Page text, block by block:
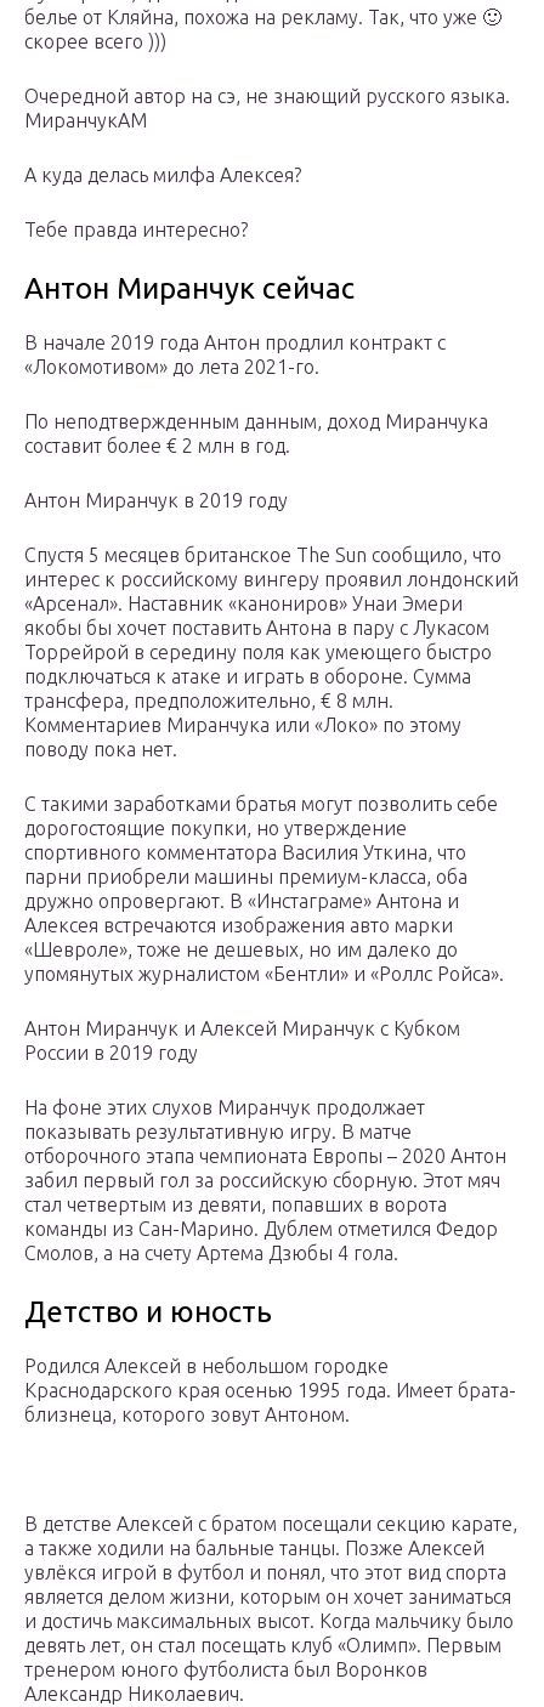
белье от Кляйна, похожа на рекламу. Так, что уже 🙂
скорее всего )))
Очередной автор на сэ, не знающий русского языка.
МиранчукАМ
А куда делась милфа Алексея?
Тебе правда интересно?
Антон Миранчук сейчас
В начале 2019 года Антон продлил контракт с
«Локомотивом» до лета 2021-го.
По неподтвержденным данным, доход Миранчука
составит более € 2 млн в год.
Антон Миранчук в 2019 году
Спустя 5 месяцев британское The Sun сообщило, что
интерес к российскому вингеру проявил лондонский
«Арсенал». Наставник «канониров» Унаи Эмери
якобы бы хочет поставить Антона в пару с Лукасом
Торрейрой в середину поля как умеющего быстро
подключаться к атаке и играть в обороне. Сумма
трансфера, предположительно, € 8 млн.
Комментариев Миранчука или «Локо» по этому
поводу пока нет.
С такими заработками братья могут позволить себе
дорогостоящие покупки, но утверждение
спортивного комментатора Василия Уткина, что
парни приобрели машины премиум-класса, оба
дружно опровергают. В «Инстаграме» Антона и
Алексея встречаются изображения авто марки
«Шевроле», тоже не дешевых, но им далеко до
упомянутых журналистом «Бентли» и «Роллс Ройса».
Антон Миранчук и Алексей Миранчук с Кубком
России в 2019 году
На фоне этих слухов Миранчук продолжает
показывать результативную игру. В матче
отборочного этапа чемпионата Европы – 2020 Антон
забил первый гол за российскую сборную. Этот мяч
стал четвертым из девяти, попавших в ворота
команды из Сан-Марино. Дублем отметился Федор
Смолов, а на счету Артема Дзюбы 4 гола.
Детство и юность
Родился Алексей в небольшом городке
Краснодарского края осенью 1995 года. Имеет брата-
близнеца, которого зовут Антоном.
В детстве Алексей с братом посещали секцию карате,
а также ходили на бальные танцы. Позже Алексей
увлёкся игрой в футбол и понял, что этот вид спорта
является делом жизни, которым он хочет заниматься
и достичь максимальных высот. Когда мальчику было
девять лет, он стал посещать клуб «Олимп». Первым
тренером юного футболиста был Воронков
Александр Николаевич.